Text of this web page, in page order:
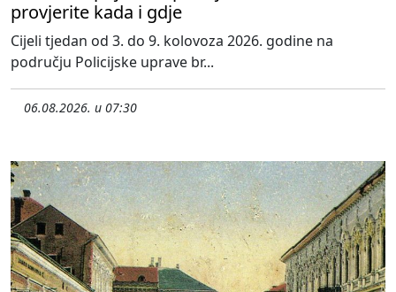
provjerite kada i gdje
Cijeli tjedan od 3. do 9. kolovoza 2026. godine na
području Policijske uprave br...
06.08.2026. u 07:30